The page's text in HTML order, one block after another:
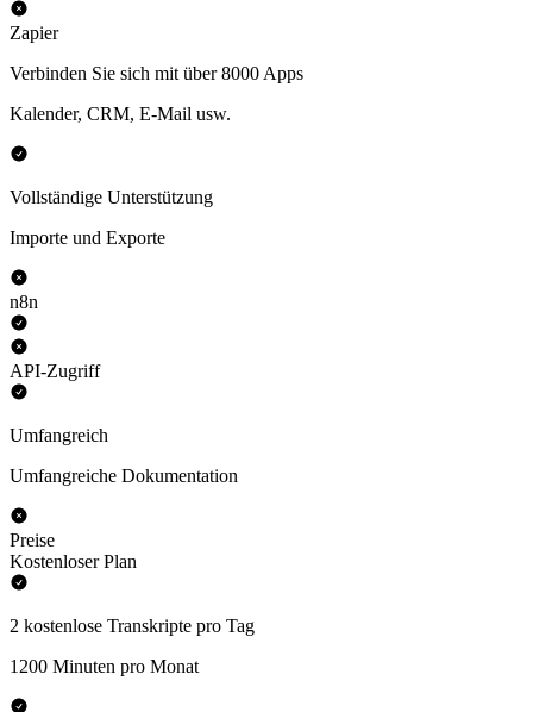
Zapier
Verbinden Sie sich mit über 8000 Apps
Kalender, CRM, E-Mail usw.
Vollständige Unterstützung
Importe und Exporte
n8n
API-Zugriff
Umfangreich
Umfangreiche Dokumentation
Preise
Kostenloser Plan
2 kostenlose Transkripte pro Tag
1200 Minuten pro Monat